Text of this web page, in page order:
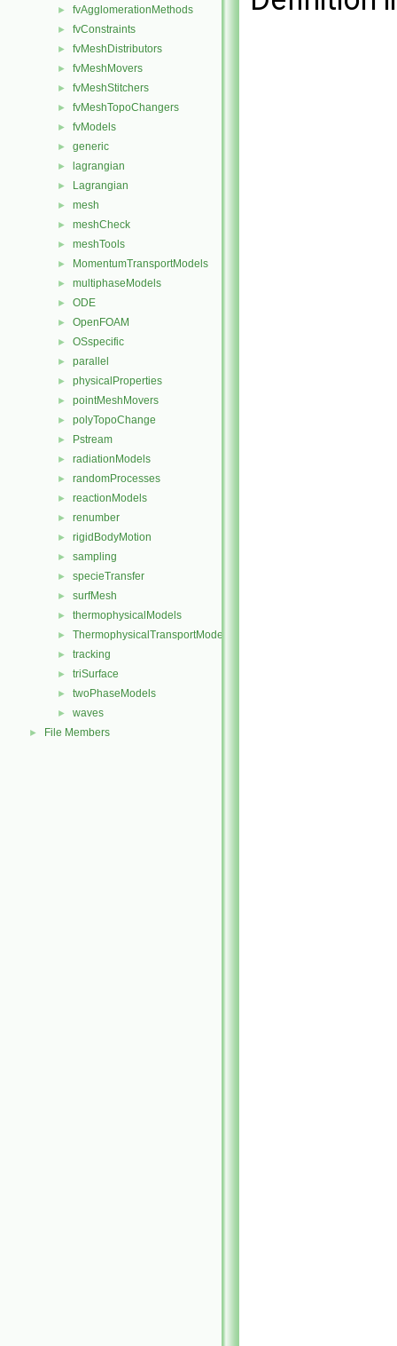
► fvAgglomerationMethods
► fvConstraints
► fvMeshDistributors
► fvMeshMovers
► fvMeshStitchers
► fvMeshTopoChangers
► fvModels
► generic
► lagrangian
► Lagrangian
► mesh
► meshCheck
► meshTools
► MomentumTransportModels
► multiphaseModels
► ODE
► OpenFOAM
► OSspecific
► parallel
► physicalProperties
► pointMeshMovers
► polyTopoChange
► Pstream
► radiationModels
► randomProcesses
► reactionModels
► renumber
► rigidBodyMotion
► sampling
► specieTransfer
► surfMesh
► thermophysicalModels
► ThermophysicalTransportModels
► tracking
► triSurface
► twoPhaseModels
► waves
► File Members